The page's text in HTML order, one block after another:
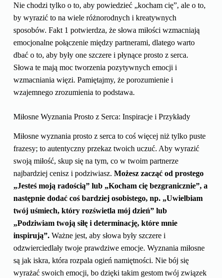
Nie chodzi tylko o to, aby powiedzieć „kocham cię”, ale o to,
by wyrazić to na wiele różnorodnych i kreatywnych
sposobów. Fakt 1 potwierdza, że słowa miłości wzmacniają
emocjonalne połączenie między partnerami, dlatego warto
dbać o to, aby były one szczere i płynące prosto z serca.
Słowa te mają moc tworzenia pozytywnych emocji i
wzmacniania więzi. Pamiętajmy, że porozumienie i
wzajemnego zrozumienia to podstawa.
Miłosne Wyznania Prosto z Serca: Inspiracje i Przykłady
Miłosne wyznania prosto z serca to coś więcej niż tylko puste
frazesy; to autentyczny przekaz twoich uczuć. Aby wyrazić
swoją miłość, skup się na tym, co w twoim partnerze
najbardziej cenisz i podziwiasz. Możesz zacząć od prostego
„Jesteś moją radością” lub „Kocham cię bezgranicznie”, a
następnie dodać coś bardziej osobistego, np. „Uwielbiam
twój uśmiech, który rozświetla mój dzień” lub
„Podziwiam twoją siłę i determinację, które mnie
inspirują”.Ważne jest, aby słowa były szczere i
odzwierciedlały twoje prawdziwe emocje. Wyznania miłosne
są jak iskra, która rozpala ogień namiętności. Nie bój się
wyrażać swoich emocji, bo dzięki takim gestom twój związek